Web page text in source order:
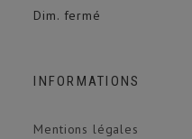
Dim. fermé
INFORMATIONS
Mentions légales